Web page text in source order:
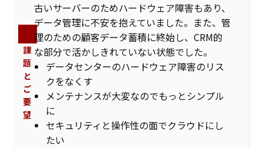
課
題
と
ご
要
望
古いサーバーのためハードウェア障害もあり、
データ管理に不安を抱えていました。また、管
理のための顧客データ蓄積に終始し、CRM的
な部分で活かしきれていない状態でした。
データセンターのハードウェア障害のリス
クをなくす
メンテナンスが大変なのでもっとシンプル
に
セキュリティと操作性の面でクラウドにし
たい